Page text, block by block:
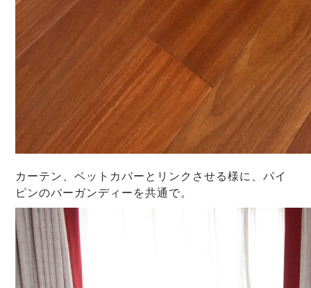
カーテン、ベットカバーとリンクさせる様に、パイ
ピンのバーガンディーを共通で。